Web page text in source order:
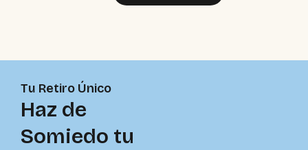
Tu Retiro Único
Haz de
Somiedo tu